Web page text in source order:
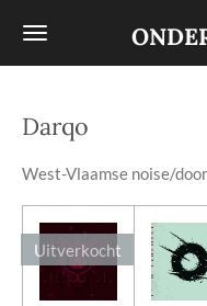
Ga
de
hoofdinhoud
Darqo
West-Vlaamse noise/
Uitverkocht